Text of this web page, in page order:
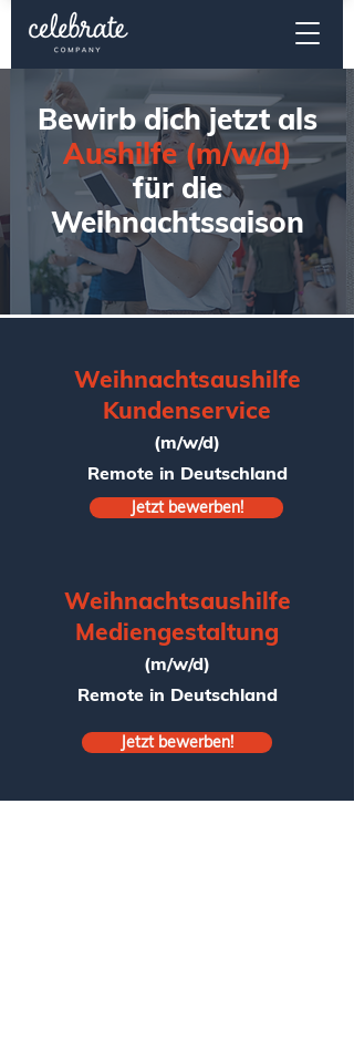
Bewirb dich jetzt als
Aushilfe (m/w/d)
f​ür die
Weihnachtssaison
Weihnachtsaushilfe
Kundenservice
(m/w/d)
Remote in Deutschland
Jetzt bewerben!
Weihnachtsaushilfe
Mediengestaltung
(m/w/d)
Remote in Deutschland
Jetzt bewerben!